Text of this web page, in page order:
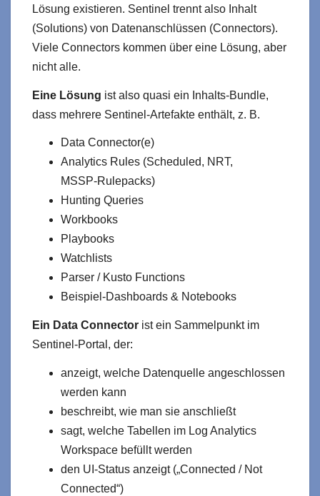
Lösung existieren. Sentinel trennt also Inhalt
(Solutions) von Datenanschlüssen (Connectors).
Viele Connectors kommen über eine Lösung, aber
nicht alle.
Eine Lösung ist also quasi ein Inhalts‑Bundle,
dass mehrere Sentinel‑Artefakte enthält, z. B.
Data Connector(e)
Analytics Rules (Scheduled, NRT,
MSSP‑Rulepacks)
Hunting Queries
Workbooks
Playbooks
Watchlists
Parser / Kusto Functions
Beispiel‑Dashboards & Notebooks
Ein Data Connector ist ein Sammelpunkt im
Sentinel‑Portal, der:
anzeigt, welche Datenquelle angeschlossen
werden kann
beschreibt, wie man sie anschließt
sagt, welche Tabellen im Log Analytics
Workspace befüllt werden
den UI‑Status anzeigt („Connected / Not
Connected“)